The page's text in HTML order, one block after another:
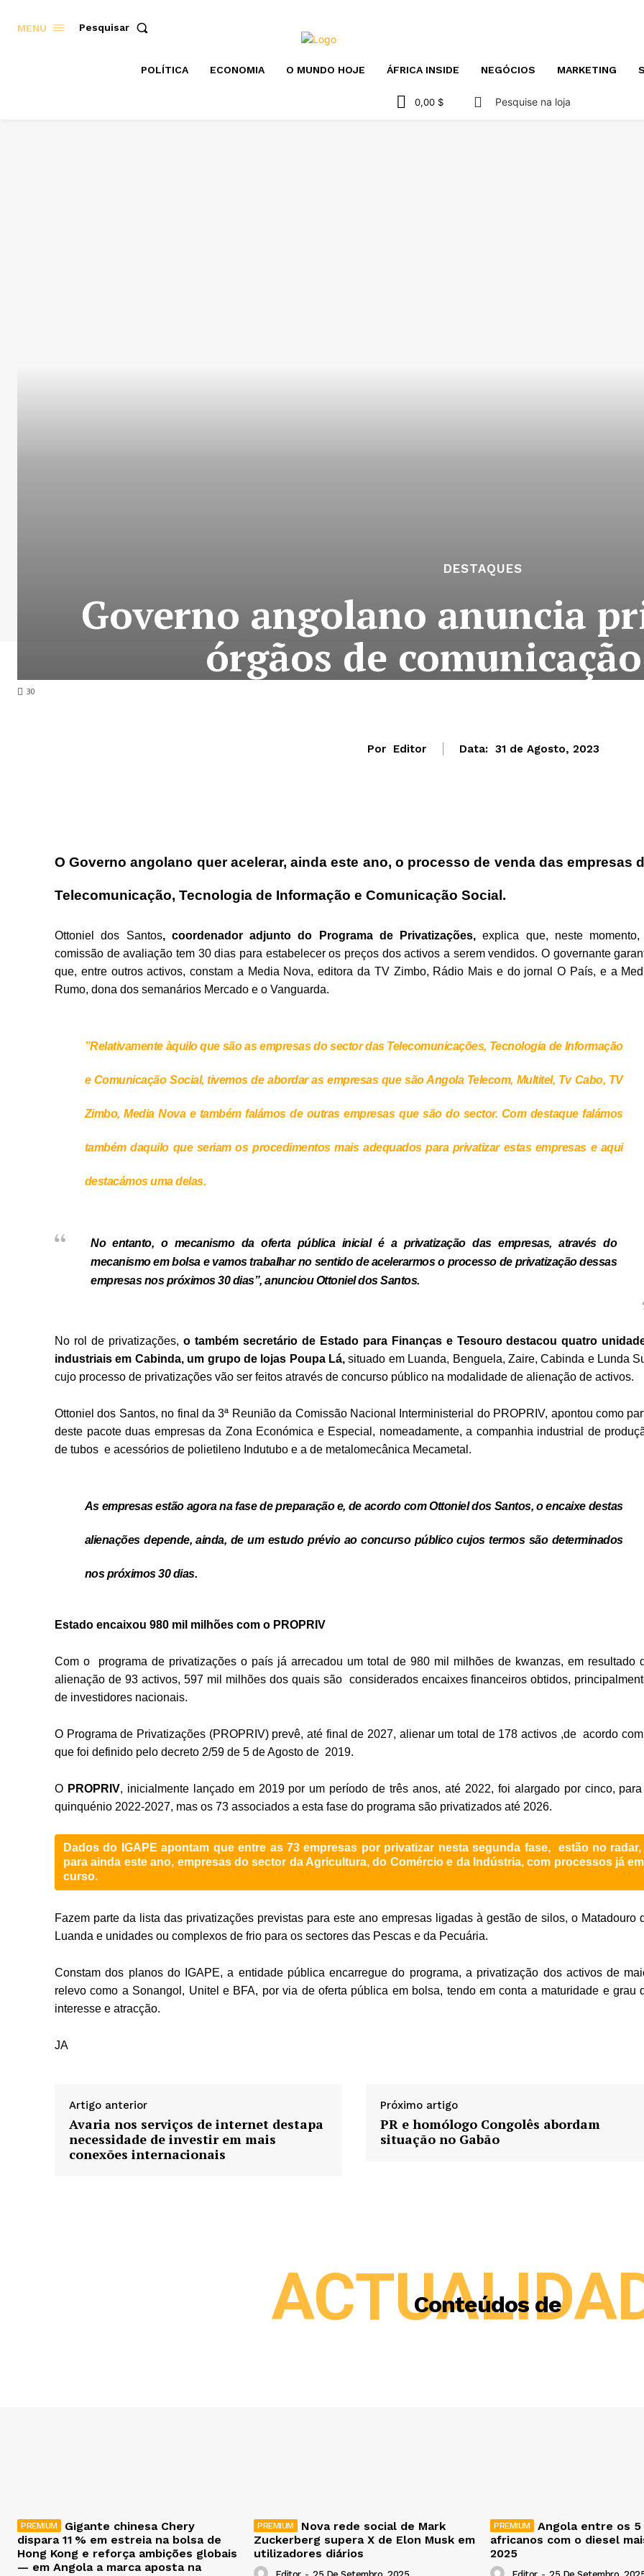
MENU Pesquisar
POLÍTICA ECONOMIA O MUNDO HOJE ÁFRICA INSIDE NEGÓCIOS MARKETING
0,00 $ Pesquise na loja
30
DESTAQUES
Governo angolano anuncia
órgãos de
Por Editor Data: 31 de Agosto, 2023
O Governo angolano quer acelerar, ainda este ano, o processo de venda das empresas
Telecomunicação, Tecnologia de Informação e Comunicação Social.
Ottoniel dos Santos, coordenador adjunto do Programa de Privatizações, explica que, neste momento,
comissão de avaliação tem 30 dias para estabelecer os preços dos activos a serem vendidos. O governante
que, entre outros activos, constam a Media Nova, editora da TV Zimbo, Rádio Mais e do jornal O País, e a
Rumo, dona dos semanários Mercado e o Vanguarda.
”Relativamente àquilo que são as empresas do sector das Telecomunicações, Tecnologia de Informação
e Comunicação Social, tivemos de abordar as empresas que são Angola Telecom, Multitel, Tv Cabo, TV
Zimbo, Media Nova e também falámos de outras empresas que são do sector. Com destaque falámos
também daquilo que seriam os procedimentos mais adequados para privatizar estas empresas e aqui
destacámos uma delas.
No entanto, o mecanismo da oferta pública inicial é a privatização das empresas, através do
mecanismo em bolsa e vamos trabalhar no sentido de acelerarmos o processo de privatização dessas
empresas nos próximos 30 dias”, anunciou Ottoniel dos Santos.
No rol de privatizações, o também secretário de Estado para Finanças e Tesouro destacou quatro
industriais em Cabinda, um grupo de lojas Poupa Lá, situado em Luanda, Benguela, Zaire, Cabinda e Lunda
cujo processo de privatizações vão ser feitos através de concurso público na modalidade de alienação de activos.
Ottoniel dos Santos, no final da 3ª Reunião da Comissão Nacional Interministerial do PROPRIV, apontou como
deste pacote duas empresas da Zona Económica e Especial, nomeadamente, a companhia industrial de
de tubos e acessórios de polietileno Indutubo e a de metalomecânica Mecametal.
As empresas estão agora na fase de preparação e, de acordo com Ottoniel dos Santos, o encaixe destas
alienações depende, ainda, de um estudo prévio ao concurso público cujos termos são determinados
nos próximos 30 dias.
Estado encaixou 980 mil milhões com o PROPRIV
Com o programa de privatizações o país já arrecadou um total de 980 mil milhões de kwanzas, em resultado
alienação de 93 activos, 597 mil milhões dos quais são considerados encaixes financeiros obtidos,
de investidores nacionais.
O Programa de Privatizações (PROPRIV) prevê, até final de 2027, alienar um total de 178 activos ,de acordo
que foi definido pelo decreto 2/59 de 5 de Agosto de 2019.
O PROPRIV, inicialmente lançado em 2019 por um período de três anos, até 2022, foi alargado por cinco,
quinquénio 2022-2027, mas os 73 associados a esta fase do programa são privatizados até 2026.
Dados do IGAPE apontam que entre as 73 empresas por privatizar nesta segunda fase, estão no radar,
para ainda este ano, empresas do sector da Agricultura, do Comércio e da Indústria, com processos já em
curso.
Fazem parte da lista das privatizações previstas para este ano empresas ligadas à gestão de silos, o Matadouro
Luanda e unidades ou complexos de frio para os sectores das Pescas e da Pecuária.
Constam dos planos do IGAPE, a entidade pública encarregue do programa, a privatização dos activos de
relevo como a Sonangol, Unitel e BFA, por via de oferta pública em bolsa, tendo em conta a maturidade e grau
interesse e atracção.
JA
Artigo anterior
Avaria nos serviços de internet destapa
necessidade de investir em mais
conexões internacionais
Próximo artigo
PR e homólogo Congolês abordam
situação no Gabão
Conteúdos de
Gigante chinesa Chery
dispara 11 % em estreia na bolsa de
Hong Kong e reforça ambições globais
— em Angola a marca aposta na
Nova rede social de Mark
Zuckerberg supera X de Elon Musk em
utilizadores diários
Angola entre os 5
africanos com o diesel
2025